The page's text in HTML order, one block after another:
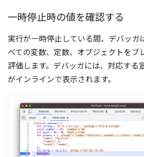
一時停止時の値を確認する
実行が一時停止している間、デバッガ
べての変数、定数、オブジェクトをブ
評価します。デバッガには、対応する
がインラインで表示されます。